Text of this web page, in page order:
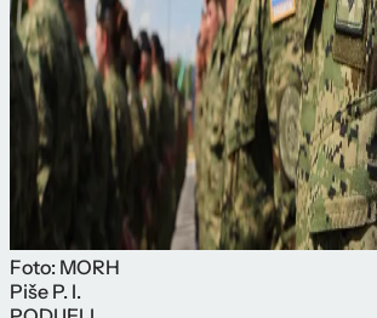
Foto: MORH
Piše P. I.